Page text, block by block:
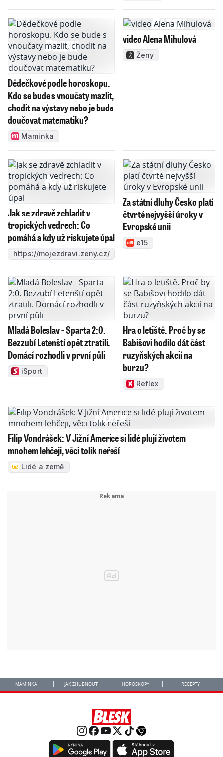
Dědečkové podle horoskopu.
Kdo se bude s vnoučaty mazlit,
chodit na výstavy nebo je bude
doučovat matematiku?
Maminka
video Alena Mihulová
Ženy
Jak se zdravě zchladit v
tropických vedrech: Co
pomáhá a kdy už riskujete úpal
https://mojezdravi.zeny.cz/
Za státní dluhy Česko platí
čtvrté nejvyšší úroky v
Evropské unii
e15
Mladá Boleslav - Sparta 2:0.
Bezzubí Letenští opět ztratili.
Domácí rozhodli v první půli
iSport
Hra o letiště. Proč by se
Babišovi hodilo dát část
ruzyňských akcií na
burzu?
Reflex
Filip Vondrášek: V Jižní Americe si lidé plují životem
mnohem lehčeji, věci tolik neřeší
Lidé a země
MAMINKA JAK ZHUBNOUT HOROSKOPY RECEPTY